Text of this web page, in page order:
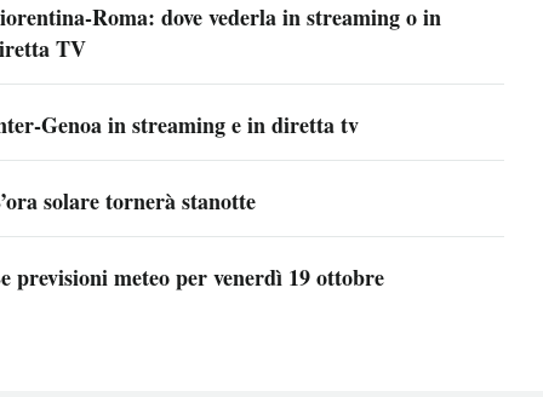
Roma: dove vederla in streaming o in
TV
Genoa in streaming e in diretta tv
solare tornerà stanotte
previsioni meteo per venerdì 19 ottobre